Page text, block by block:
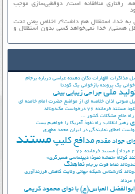
رفتاری منافقانه است/ دوقطبی‌سازی موجب
خدا، استقلال هم داشت؟/ اخلاص یعنی تحت
هستی/ خدا نمی‌خواهد کسی بدون استقلال و
مذاکرات اظهارات تکان دهنده عباسی درباره برجام
یک پرونده بازخوانی یک کودتا
ملی جراحی زیبایی بینی
صوتی اذان خلاصه ای از مواضع حضرت امام خامنه ای
مستند فرمانده 76
درخواست مک‌دونالد
راه علاج مشکلات کشور ...
رهبر انقلاب: راه نفوذ آمریکا را خواهیم بست
اعطای نمایندگی در ایران محمد مطهری
جواد مقدم مدافع کلیپ مستند
مستند فرمانده 76
کوتاه «نقشه نفوذ؛ دیپلماسی همبرگری»
نقاط قوت برجام نماهنگ
کارشناس شبکه جهانی ولایت کاهش فرزندآوری
العباس(ع) با نوای محمود کریمی